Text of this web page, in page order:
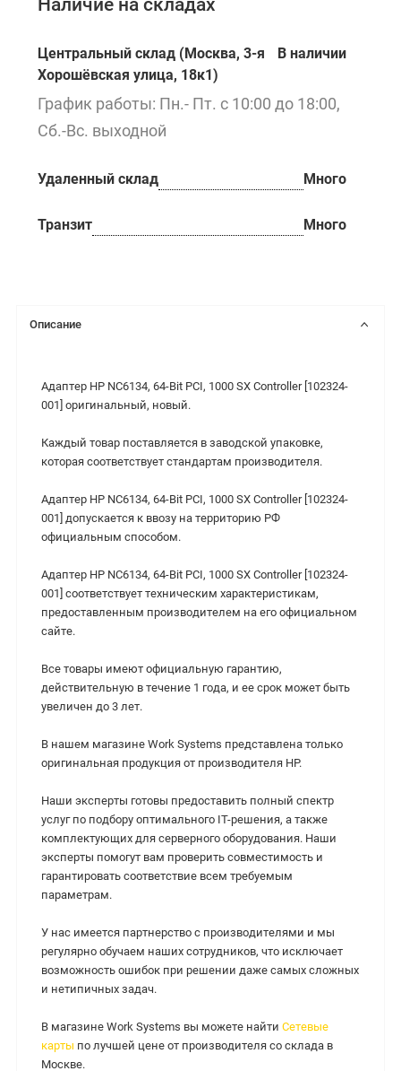
Наличие на складах
Центральный склад (Москва, 3-я
Хорошёвская улица, 18к1)
В наличии
График работы: Пн.- Пт. с 10:00 до 18:00,
Сб.-Вс. выходной
Удаленный склад Много
Транзит Много
Описание
Адаптер HP NC6134, 64-Bit PCI, 1000 SX Controller [102324-
001] оригинальный, новый.
Каждый товар поставляется в заводской упаковке,
которая соответствует стандартам производителя.
Адаптер HP NC6134, 64-Bit PCI, 1000 SX Controller [102324-
001] допускается к ввозу на территорию РФ
официальным способом.
Адаптер HP NC6134, 64-Bit PCI, 1000 SX Controller [102324-
001] cоответствует техническим характеристикам,
предоставленным производителем на его официальном
сайте.
Все товары имеют официальную гарантию,
действительную в течение 1 года, и ее срок может быть
увеличен до 3 лет.
В нашем магазине Work Systems представлена только
оригинальная продукция от производителя HP.
Наши эксперты готовы предоставить полный спектр
услуг по подбору оптимального IT-решения, а также
комплектующих для серверного оборудования. Наши
эксперты помогут вам проверить совместимость и
гарантировать соответствие всем требуемым
параметрам.
У нас имеется партнерство с производителями и мы
регулярно обучаем наших сотрудников, что исключает
возможность ошибок при решении даже самых сложных
и нетипичных задач.
В магазине Work Systems вы можете найти Сетевые
карты по лучшей цене от производителя со склада в
Москве.